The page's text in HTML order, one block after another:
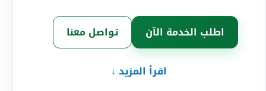
اطلب الخدمة الآن تواصل معنا
اقرأ المزيد ↓